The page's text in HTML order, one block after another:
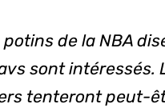
potins de la NBA
sont intéressés.
tenteront peut-